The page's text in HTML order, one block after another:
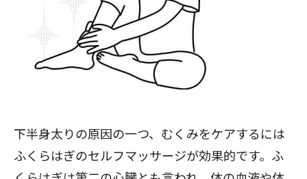
下半身太りの原因の一つ、むくみをケアするには
ふくらはぎのセルフマッサージが効果的です。ふ